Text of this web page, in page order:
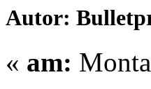
Autor:
« am: